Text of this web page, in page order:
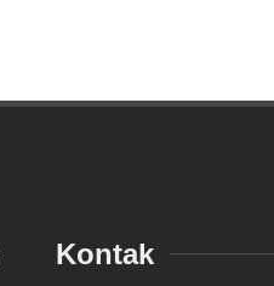
Kontak